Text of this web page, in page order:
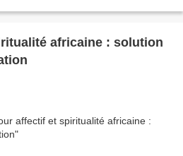
africaine : solution